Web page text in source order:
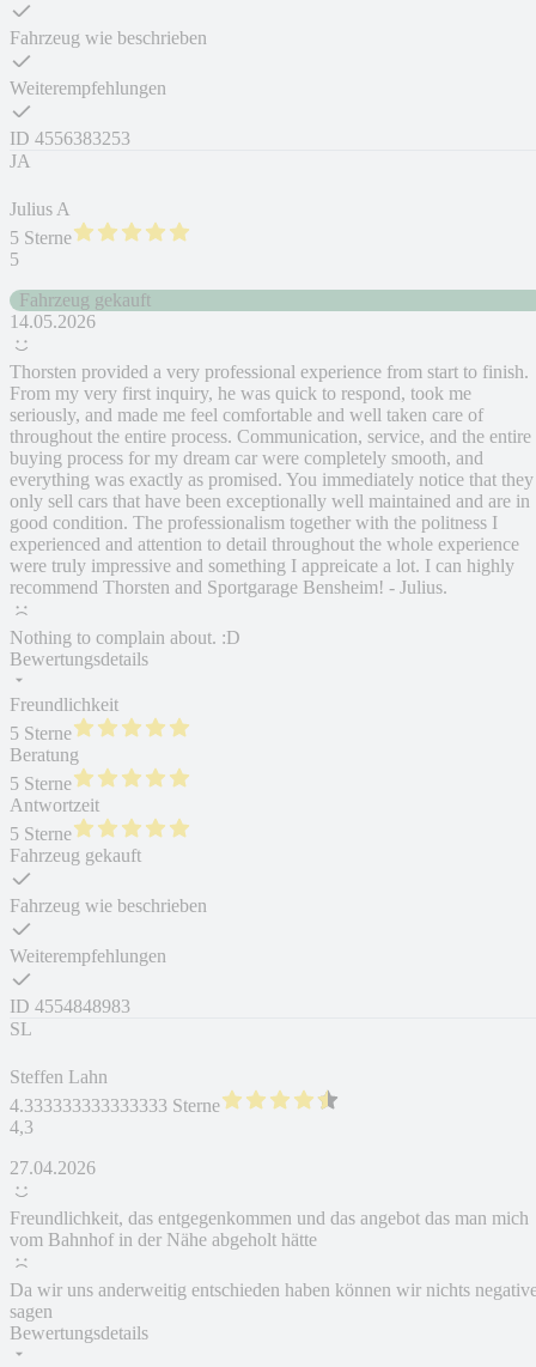
Fahrzeug wie beschrieben
Weiterempfehlungen
ID 4556383253
JA
Julius A
5 Sterne
5
Fahrzeug gekauft
14.05.2026
Thorsten provided a very professional experience from start to finish.
From my very first inquiry, he was quick to respond, took me
seriously, and made me feel comfortable and well taken care of
throughout the entire process. Communication, service, and the entire
buying process for my dream car were completely smooth, and
everything was exactly as promised. You immediately notice that they
only sell cars that have been exceptionally well maintained and are in
good condition. The professionalism together with the politness I
experienced and attention to detail throughout the whole experience
were truly impressive and something I appreicate a lot. I can highly
recommend Thorsten and Sportgarage Bensheim! - Julius.
Nothing to complain about. :D
Bewertungsdetails
Freundlichkeit
5 Sterne
Beratung
5 Sterne
Antwortzeit
5 Sterne
Fahrzeug gekauft
Fahrzeug wie beschrieben
Weiterempfehlungen
ID 4554848983
SL
Steffen Lahn
4.333333333333333 Sterne
4,3
27.04.2026
Freundlichkeit, das entgegenkommen und das angebot das man mich
vom Bahnhof in der Nähe abgeholt hätte
Da wir uns anderweitig entschieden haben können wir nichts
sagen
Bewertungsdetails